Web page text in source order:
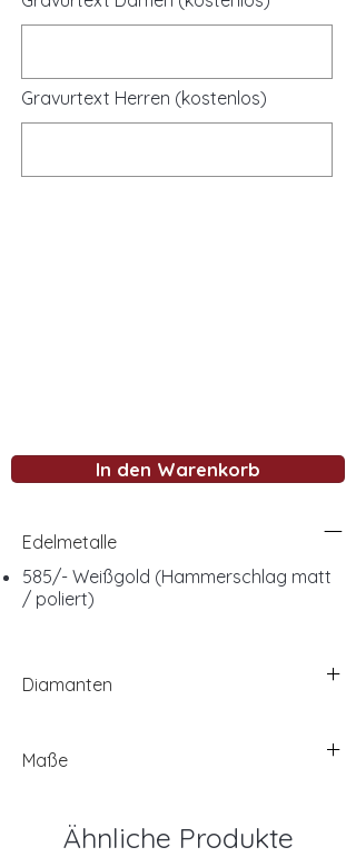
Gravurtext Herren (kostenlos)
In den Warenkorb
Edelmetalle
585/- Weißgold (Hammerschlag matt
/ poliert)
Diamanten
Maße
Ähnliche Produkte